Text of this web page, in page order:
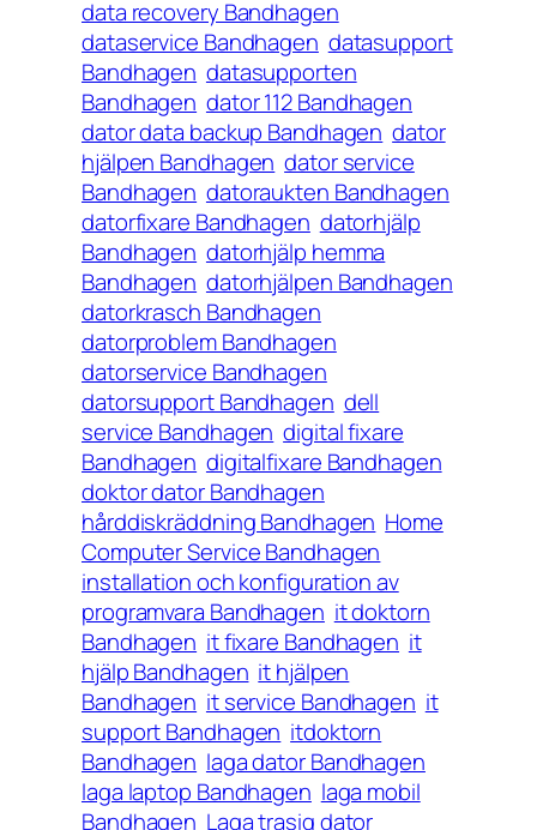
data recovery Bandhagen
dataservice Bandhagen datasupport
Bandhagen datasupporten
Bandhagen dator 112 Bandhagen
dator data backup Bandhagen dator
hjälpen Bandhagen dator service
Bandhagen datoraukten Bandhagen
datorfixare Bandhagen datorhjälp
Bandhagen datorhjälp hemma
Bandhagen datorhjälpen Bandhagen
datorkrasch Bandhagen
datorproblem Bandhagen
datorservice Bandhagen
datorsupport Bandhagen dell
service Bandhagen digital fixare
Bandhagen digitalfixare Bandhagen
doktor dator Bandhagen
hårddiskräddning Bandhagen Home
Computer Service Bandhagen
installation och konfiguration av
programvara Bandhagen it doktorn
Bandhagen it fixare Bandhagen it
hjälp Bandhagen it hjälpen
Bandhagen it service Bandhagen it
support Bandhagen itdoktorn
Bandhagen laga dator Bandhagen
laga laptop Bandhagen laga mobil
Bandhagen Laga trasig dator